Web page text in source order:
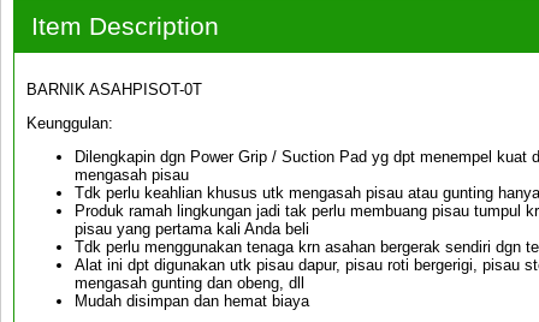
Item Description
BARNIK ASAHPISOT-0T
Keunggulan:
Dilengkapin dgn Power Grip / Suction Pad yg dpt menempel kuat
mengasah pisau
Tdk perlu keahlian khusus utk mengasah pisau atau gunting
Produk ramah lingkungan jadi tak perlu membuang pisau tumpul
pisau yang pertama kali Anda beli
Tdk perlu menggunakan tenaga krn asahan bergerak sendiri dgn
Alat ini dpt digunakan utk pisau dapur, pisau roti bergerigi, pisau
mengasah gunting dan obeng, dll
Mudah disimpan dan hemat biaya